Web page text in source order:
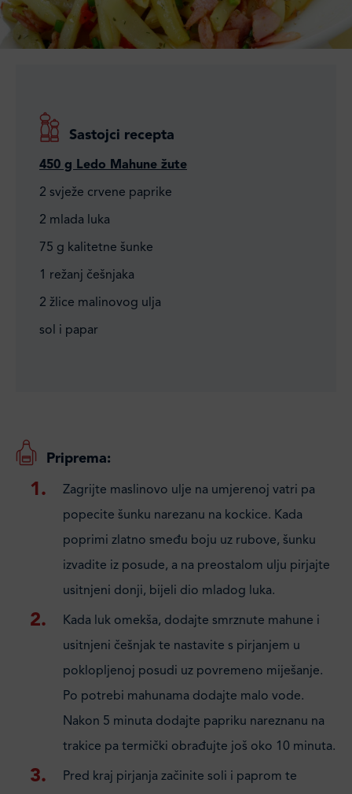
Sastojci recepta
450 g Ledo Mahune žute
2 svježe crvene paprike
2 mlada luka
75 g kalitetne šunke
1 režanj češnjaka
2 žlice malinovog ulja
sol i papar
Priprema:
Zagrijte maslinovo ulje na umjerenoj vatri pa
popecite šunku narezanu na kockice. Kada
poprimi zlatno smeđu boju uz rubove, šunku
izvadite iz posude, a na preostalom ulju pirjajte
usitnjeni donji, bijeli dio mladog luka.
Kada luk omekša, dodajte smrznute mahune i
usitnjeni češnjak te nastavite s pirjanjem u
poklopljenoj posudi uz povremeno miješanje.
Po potrebi mahunama dodajte malo vode.
Nakon 5 minuta dodajte papriku nareznanu na
trakice pa termički obrađujte još oko 10 minuta.
Pred kraj pirjanja začinite soli i paprom te